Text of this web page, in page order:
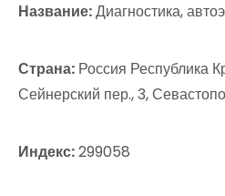
Название:Диагностика,
Страна: Россия Республика
Сейнерский пер., 3,
Индекс:299058